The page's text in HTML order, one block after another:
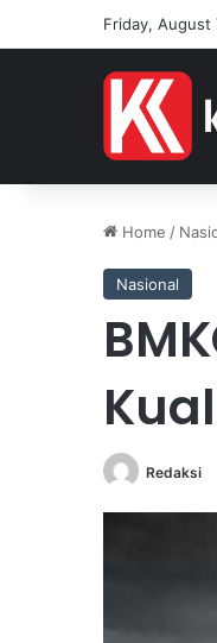
Friday, August
Home /
Nasional
Redaksi